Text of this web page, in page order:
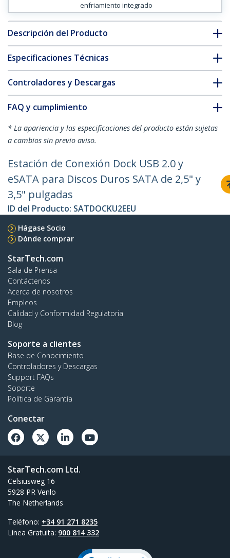
enfriamiento integrado
Descripción del Producto
Especificaciones Técnicas
Controladores y Descargas
FAQ y cumplimiento
* La apariencia y las especificaciones del producto están sujetas
a cambios sin previo aviso.
Estación de Conexión Dock USB 2.0 y
eSATA para Discos Duros SATA de 2,5" y
3,5" pulgadas
ID del Producto: SATDOCKU2EEU
Hágase Socio
Dónde comprar
StarTech.com
Sala de Prensa
Contáctenos
Acerca de nosotros
Empleos
Calidad y Conformidad Regulatoria
Blog
Soporte a clientes
Base de Conocimiento
Controladores y Descargas
Support FAQs
Soporte
Política de Garantía
Conectar
StarTech.com Ltd.
Celsiusweg 16
5928 PR Venlo
The Netherlands
Teléfono: +34 91 271 8235
Línea Gratuita: 900 814 332